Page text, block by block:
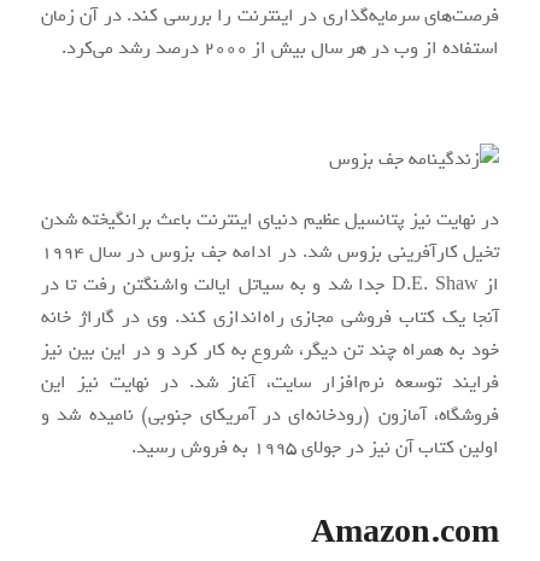
فرصت‌های سرمایه‌گذاری در اینترنت را بررسی کند. در آن زمان
استفاده از وب در هر سال بیش از 2000 درصد رشد می‌کرد.
در نهایت نیز پتانسیل عظیم دنیای اینترنت باعث برانگیخته شدن
تخیل کارآفرینی بزوس شد. در ادامه جف بزوس در سال 1994
از D.E. Shaw جدا شد و به سیاتل ایالت واشنگتن رفت تا در
آنجا یک کتاب فروشی مجازی راه‌اندازی کند. وی در گاراژ خانه
خود به همراه چند تن دیگر، شروع به کار کرد و در این بین نیز
فرایند توسعه نرم‌افزار سایت، آغاز شد. در نهایت نیز این
فروشگاه، آمازون (رودخانه‌ای در آمریکای جنوبی) نامیده شد و
اولین کتاب آن نیز در جولای 1995 به فروش رسید.
Amazon.com